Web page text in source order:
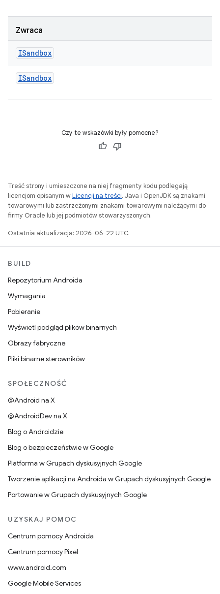
Zwraca
ISandbox
ISandbox
Czy te wskazówki były pomocne?
Treść strony i umieszczone na niej fragmenty kodu podlegają
licencjom opisanym wLicencji na treści. Java i OpenJDK są znakami
towarowymi lub zastrzeżonymi znakami towarowymi należącymi do
firmy Oracle lub jej podmiotów stowarzyszonych.
Ostatnia aktualizacja: 2026-06-22 UTC.
BUILD
Repozytorium Androida
Wymagania
Pobieranie
Wyświetl podgląd plików binarnych
Obrazy fabryczne
Pliki binarne sterowników
SPOŁECZNOŚĆ
@Android na X
@AndroidDev na X
Blog o Androidzie
Blog o bezpieczeństwie w Google
Platforma w Grupach dyskusyjnych Google
Tworzenie aplikacji na Androida w Grupach dyskusyjnych Google
Portowanie w Grupach dyskusyjnych Google
UZYSKAJ POMOC
Centrum pomocy Androida
Centrum pomocy Pixel
www.android.com
Google Mobile Services